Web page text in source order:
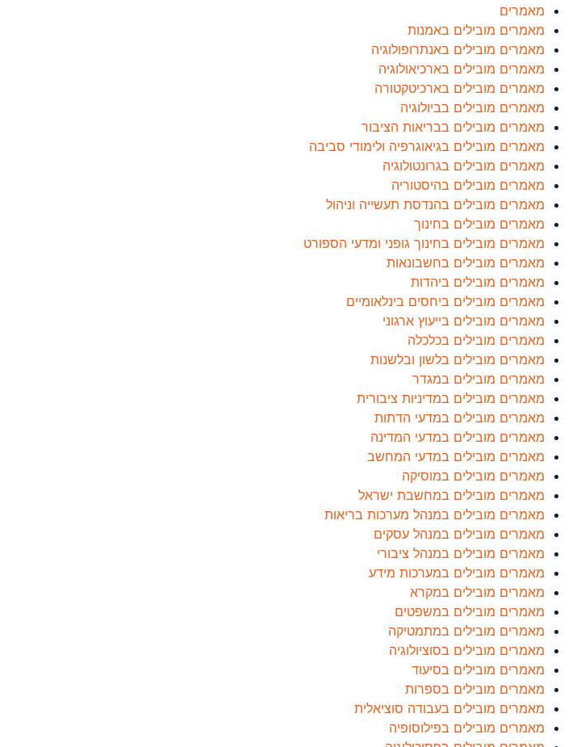
מאמרים
מאמרים מובילים באמנות
מאמרים מובילים באנתרופולוגיה
מאמרים מובילים בארכיאולוגיה
מאמרים מובילים בארכיטקטורה
מאמרים מובילים בביולוגיה
מאמרים מובילים בבריאות הציבור
מאמרים מובילים בגיאוגרפיה ולימודי סביבה
מאמרים מובילים בגרונטולוגיה
מאמרים מובילים בהיסטוריה
מאמרים מובילים בהנדסת תעשייה וניהול
מאמרים מובילים בחינוך
מאמרים מובילים בחינוך גופני ומדעי הספורט
מאמרים מובילים בחשבונאות
מאמרים מובילים ביהדות
מאמרים מובילים ביחסים בינלאומיים
מאמרים מובילים בייעוץ ארגוני
מאמרים מובילים בכלכלה
מאמרים מובילים בלשון ובלשנות
מאמרים מובילים במגדר
מאמרים מובילים במדיניות ציבורית
מאמרים מובילים במדעי הדתות
מאמרים מובילים במדעי המדינה
מאמרים מובילים במדעי המחשב
מאמרים מובילים במוסיקה
מאמרים מובילים במחשבת ישראל
מאמרים מובילים במנהל מערכות בריאות
מאמרים מובילים במנהל עסקים
מאמרים מובילים במנהל ציבורי
מאמרים מובילים במערכות מידע
מאמרים מובילים במקרא
מאמרים מובילים במשפטים
מאמרים מובילים במתמטיקה
מאמרים מובילים בסוציולוגיה
מאמרים מובילים בסיעוד
מאמרים מובילים בספרות
מאמרים מובילים בעבודה סוציאלית
מאמרים מובילים בפילוסופיה